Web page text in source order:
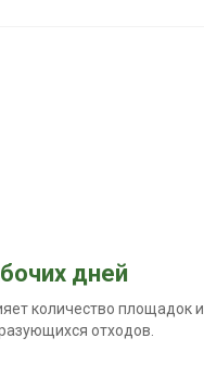
дней
количество площадок и
отходов.